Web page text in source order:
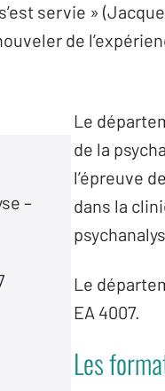
servie »
de
–
Le
de la
l’épreuve
dans la
Le
EA 4007.
Les